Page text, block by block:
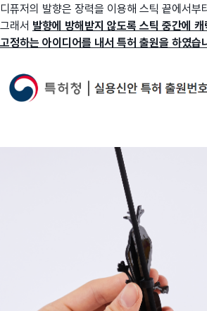
디퓨저의 발향은 장력을 이용해 스틱 끝에서부
그래서 발향에 방해받지 않도록 스틱 중간에
고정하는 아이디어를 내서 특허 출원을 하였습